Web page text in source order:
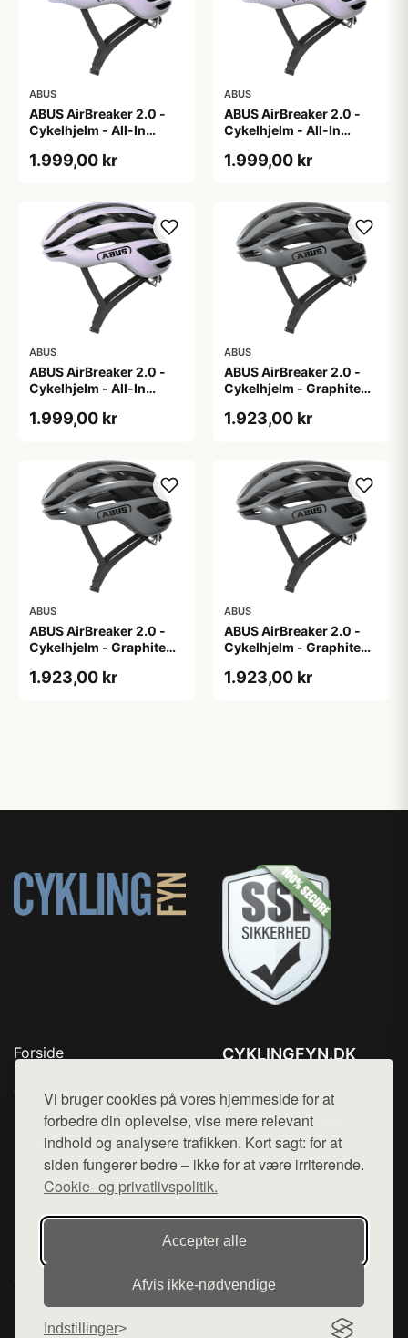
Vi bruger cookies på vores hjemmeside for at
forbedre din oplevelse, vise mere relevant
indhold og analysere trafikken. Kort sagt: for at
siden fungerer bedre – ikke for at være irriterende.
Cookie- og privatlivspolitik.
Accepter alle
Afvis ikke‑nødvendige
Indstillinger
ABUS
ABUS AirBreaker 2.0 -
Cykelhjelm - All-In
1.999,00 kr
ABUS
ABUS AirBreaker 2.0 -
Cykelhjelm - All-In
1.999,00 kr
ABUS
ABUS AirBreaker 2.0 -
Cykelhjelm - All-In
1.999,00 kr
ABUS
ABUS AirBreaker 2.0 -
Cykelhjelm - Graphite
1.923,00 kr
ABUS
ABUS AirBreaker 2.0 -
Cykelhjelm - Graphite
1.923,00 kr
ABUS
ABUS AirBreaker 2.0 -
Cykelhjelm - Graphite
1.923,00 kr
Forside
Top Rabatter
Blog
Kontakt
CYKLINGFYN.DK
Mail: hej@want.dk
Cookie- og privatlivspolitik
Denne side er en del af want.dk, der udgiver en række
hjemmesider med præsentation af forskellige produkter fra
diverse webshops. Der sælges ikke varer fra denne side - vi
varerne på lager.